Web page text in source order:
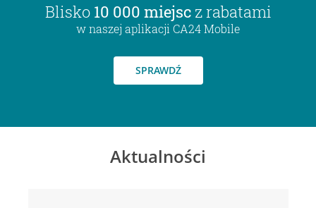
Blisko 10 000 miejsc z rabatami
w naszej aplikacji CA24 Mobile
SPRAWDŹ
Aktualności